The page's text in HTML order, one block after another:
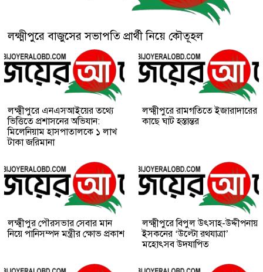
লক্ষ্মীপুরে বাজুসের সভাপতি প্রার্থী নিয়ে কৌতূহল
লক্ষ্মীপুরে এনএসআইয়ের তথ্যে
ভিত্তিতে প্রশাসনের অভিযান:
মিলেনিয়াম হাসপাতালকে ১ লাখ
টাকা জরিমানা
লক্ষ্মীপুরে রামগতিতে ইজারাদারের
কাছে ঘাট হস্তান্তর
লক্ষ্মীপুর পৌরসভার সেবার মান
নিয়ে পানিসম্পদ মন্ত্রীর ক্ষোভ প্রকাশ
লক্ষ্মীপুরে বিপুল উৎসাহ-উদ্দীপনায়
ইসকনের ‘উল্টো রথযাত্রা’
মহোৎসব উদযাপিত